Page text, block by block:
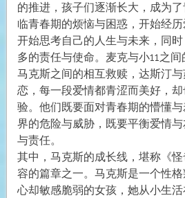
的推进，孩子们逐渐长大，成为
临青春期的烦恼与困惑，开始经历
开始思考自己的人生与未来，同
多的责任与使命。麦克与小11之
马克斯之间的相互救赎，达斯汀
恋，每一段爱情都青涩而美好，
验。他们既要面对青春期的懵懂
界的危险与威胁，既要平衡爱情
与责任。
其中，马克斯的成长线，堪称《
容的篇章之一。马克斯是一个性
心却敏感脆弱的女孩，她从小生